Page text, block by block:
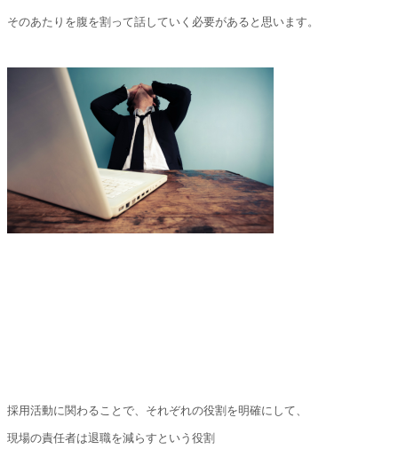
そのあたりを腹を割って話していく必要があると思います。
採用活動に関わることで、それぞれの役割を明確にして、
現場の責任者は退職を減らすという役割